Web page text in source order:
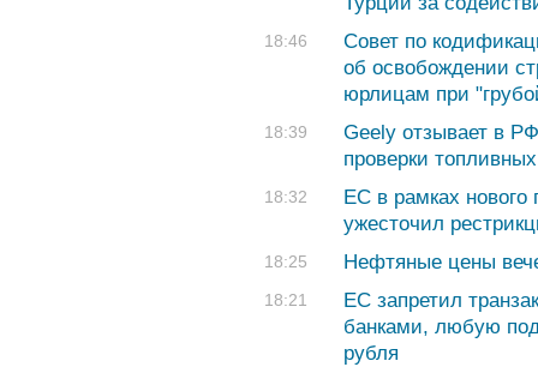
18:46
Совет по
об освобождении
юрлицам при
18:39
Geely отзывает в
проверки
18:32
ЕС в рамках нового
ужесточил
18:25 Нефтяные цены
18:21
ЕС запретил
банками, любую
рубля